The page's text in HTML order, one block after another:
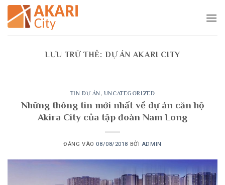
Bỏ
qua
nội
LƯU TRỮ THẺ: DỰ ÁN AKARI CITY
TIN DỰ ÁN , UNCATEGORIZED
Những thông tin mới nhất về dự án căn hộ
Akira City của tập đoàn Nam Long
ĐĂNG VÀO 08/08/2018 BỞI ADMIN